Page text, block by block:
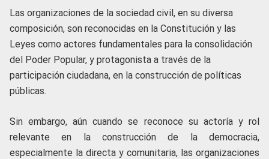
Las organizaciones de la sociedad civil, en su diversa
composición, son reconocidas en la Constitución y las
Leyes como actores fundamentales para la consolidación
del Poder Popular, y protagonista a través de la
participación ciudadana, en la construcción de políticas
públicas.
Sin embargo, aún cuando se reconoce su actoría y rol
relevante en la construcción de la democracia,
especialmente la directa y comunitaria, las organizaciones